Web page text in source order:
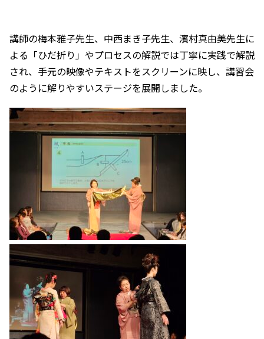
講師の梅本雅子先生、中西まき子先生、濱村真由美先生に
よる「ひだ折り」やプロセスの解説では丁寧に実践で解説
され、手元の映像やテキストをスクリーンに映し、講習会
のように解りやすいステージを展開しました。